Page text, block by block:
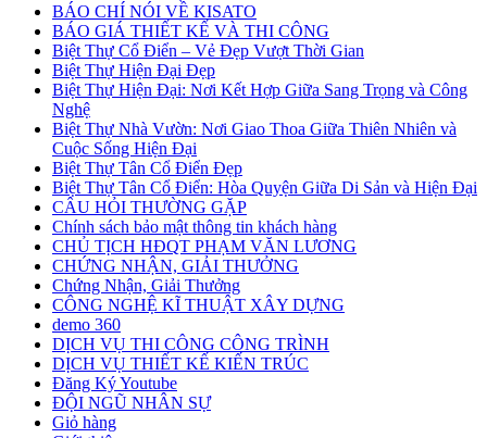
BÁO CHÍ NÓI VỀ KISATO
BÁO GIÁ THIẾT KẾ VÀ THI CÔNG
Biệt Thự Cổ Điển – Vẻ Đẹp Vượt Thời Gian
Biệt Thự Hiện Đại Đẹp
Biệt Thự Hiện Đại: Nơi Kết Hợp Giữa Sang Trọng và Công
Nghệ
Biệt Thự Nhà Vườn: Nơi Giao Thoa Giữa Thiên Nhiên và
Cuộc Sống Hiện Đại
Biệt Thự Tân Cổ Điển Đẹp
Biệt Thự Tân Cổ Điển: Hòa Quyện Giữa Di Sản và Hiện Đại
CÂU HỎI THƯỜNG GẶP
Chính sách bảo mật thông tin khách hàng
CHỦ TỊCH HĐQT PHẠM VĂN LƯƠNG
CHỨNG NHẬN, GIẢI THƯỞNG
Chứng Nhận, Giải Thưởng
CÔNG NGHỆ KĨ THUẬT XÂY DỰNG
demo 360
DỊCH VỤ THI CÔNG CÔNG TRÌNH
DỊCH VỤ THIẾT KẾ KIẾN TRÚC
Đăng Ký Youtube
ĐỘI NGŨ NHÂN SỰ
Giỏ hàng